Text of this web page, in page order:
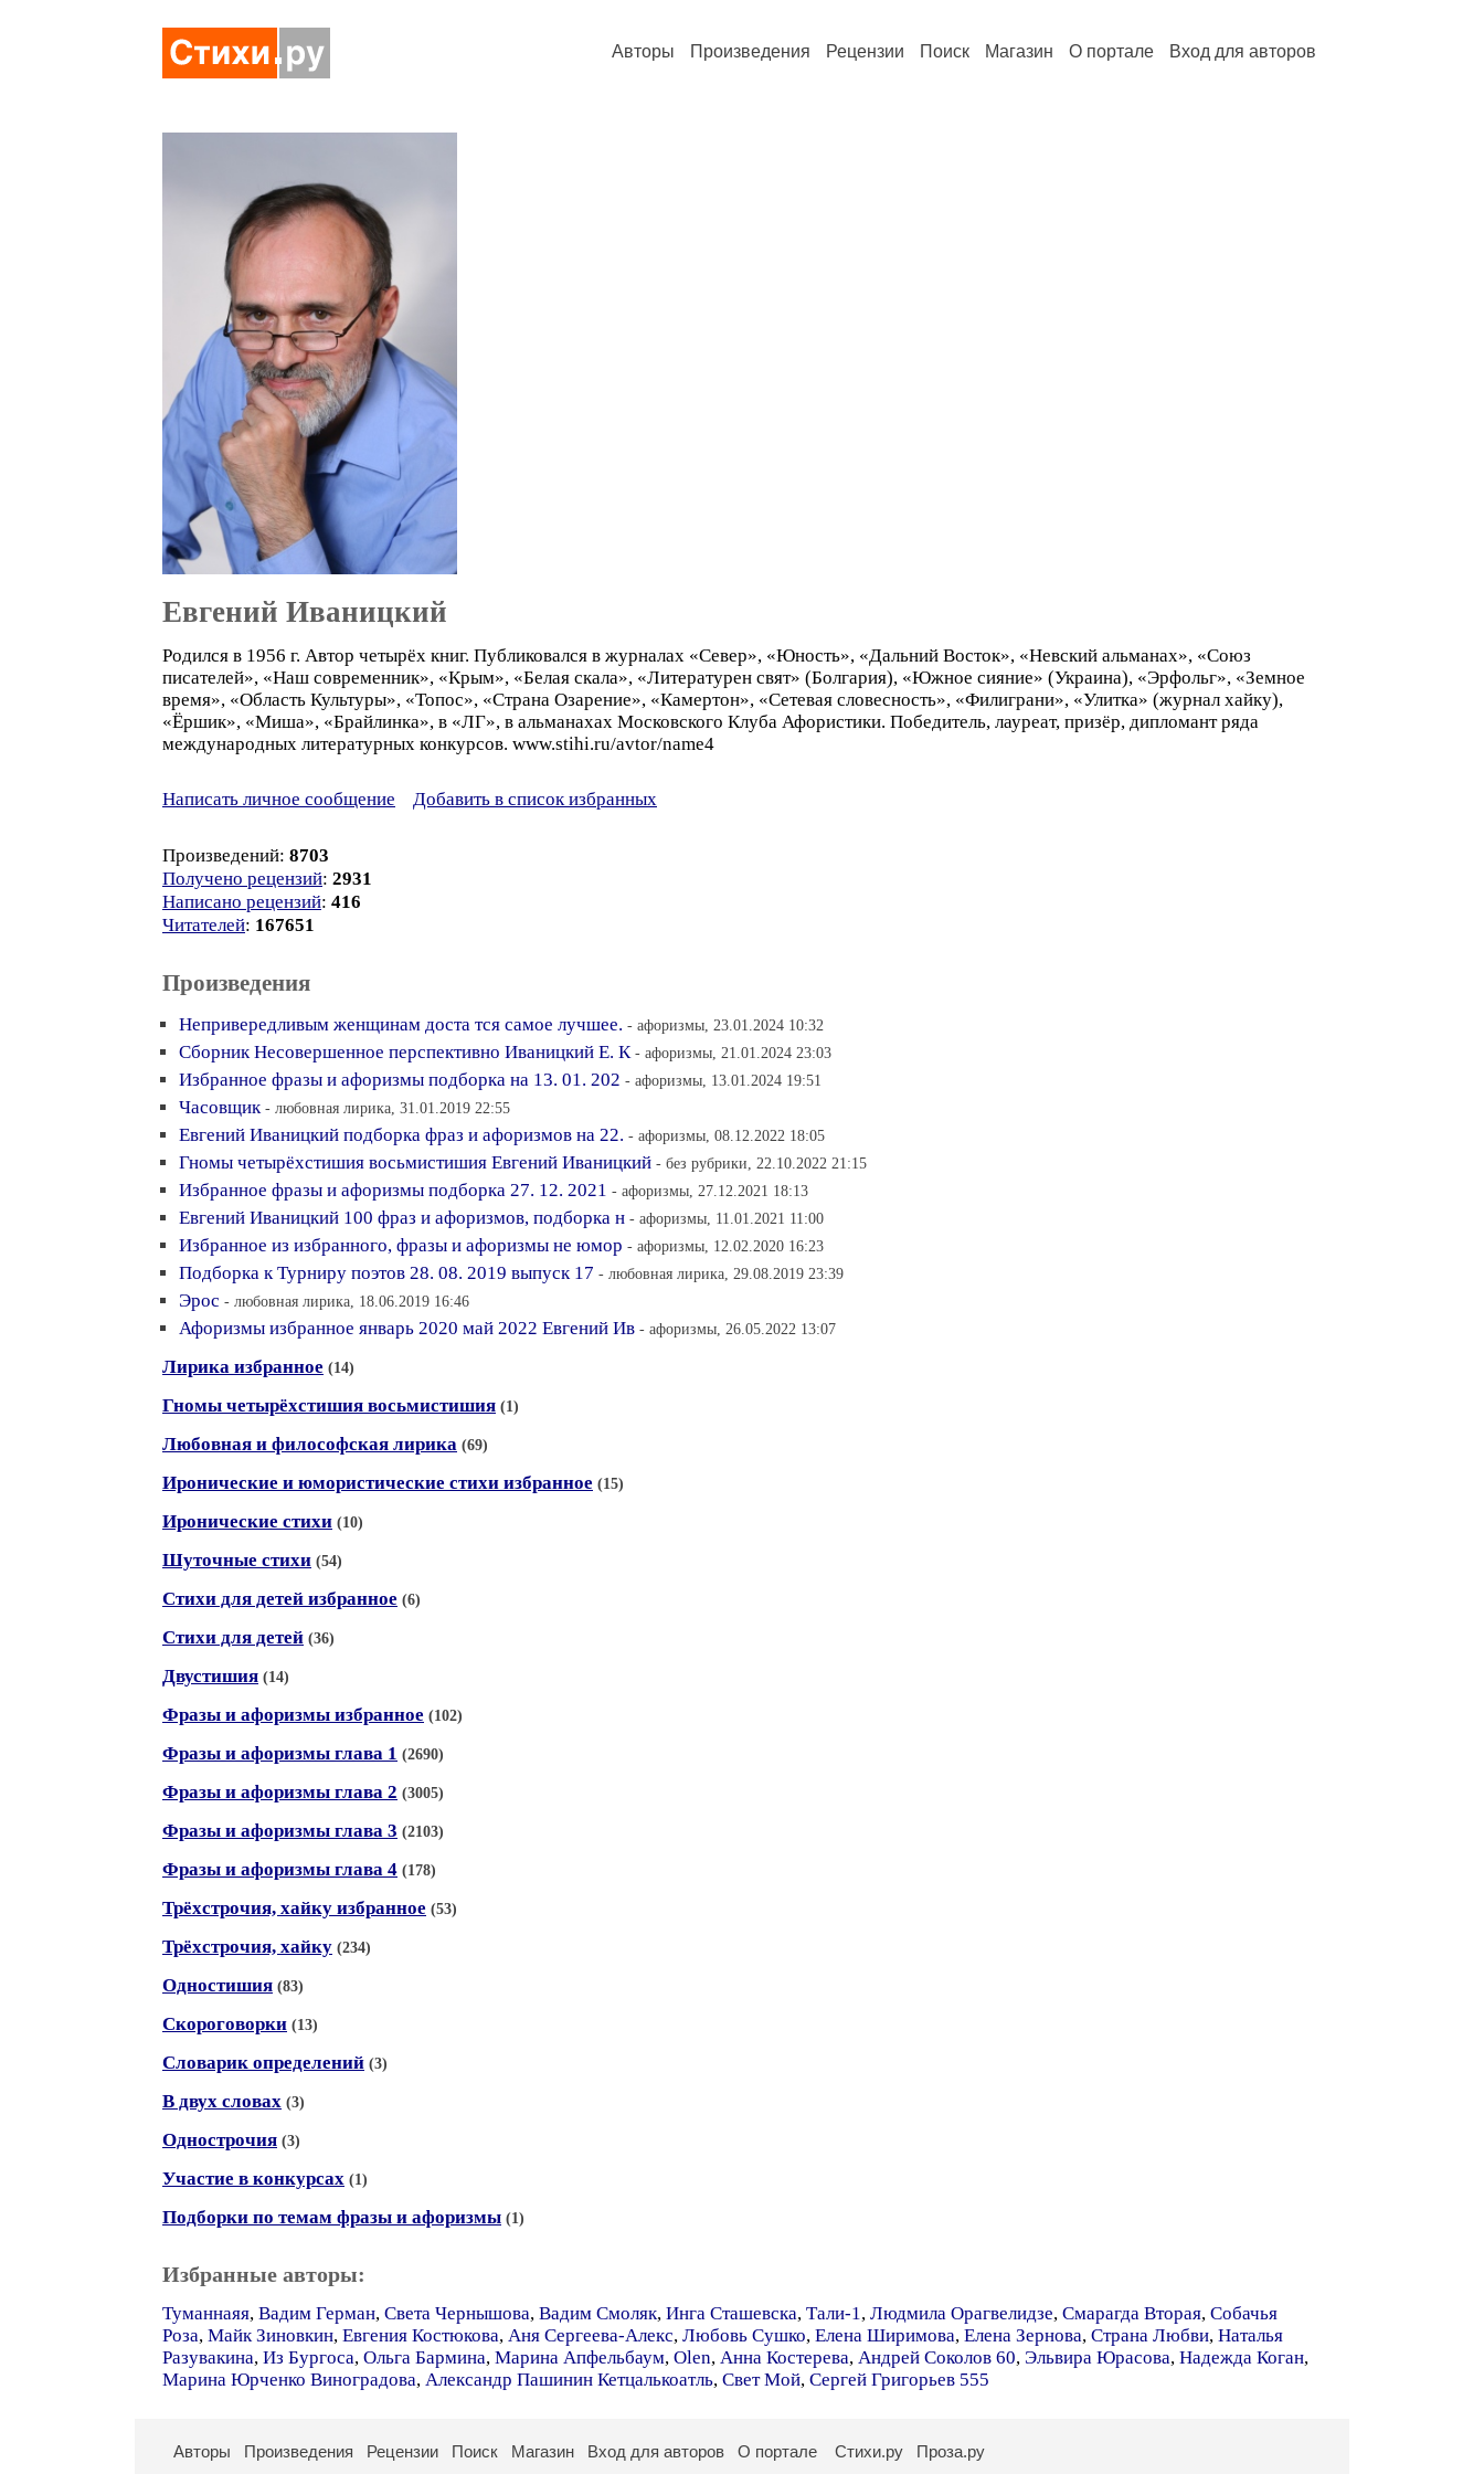
Авторы Произведения Рецензии Поиск Магазин О портале Вход для авторов
Евгений Иваницкий
Родился в 1956 г. Автор четырёх книг. Публиковался в журналах «Север», «Юность», «Дальний Восток», «Невский альманах», «Союз
писателей», «Наш современник», «Крым», «Белая скала», «Литературен свят» (Болгария), «Южное сияние» (Украина), «Эрфольг», «Земное
время», «Область Культуры», «Топос», «Страна Озарение», «Камертон», «Сетевая словесность», «Филиграни», «Улитка» (журнал хайку),
«Ёршик», «Миша», «Брайлинка», в «ЛГ», в альманахах Московского Клуба Афористики. Победитель, лауреат, призёр, дипломант ряда
международных литературных конкурсов. www.stihi.ru/avtor/name4
Написать личное сообщение Добавить в список избранных
Произведений: 8703
Получено рецензий: 2931
Написано рецензий: 416
Читателей: 167651
Произведения
Непривередливым женщинам доста тся самое лучшее. - афоризмы, 23.01.2024 10:32
Сборник Несовершенное перспективно Иваницкий Е. К - афоризмы, 21.01.2024 23:03
Избранное фразы и афоризмы подборка на 13. 01. 202 - афоризмы, 13.01.2024 19:51
Часовщик - любовная лирика, 31.01.2019 22:55
Евгений Иваницкий подборка фраз и афоризмов на 22. - афоризмы, 08.12.2022 18:05
Гномы четырёхстишия восьмистишия Евгений Иваницкий - без рубрики, 22.10.2022 21:15
Избранное фразы и афоризмы подборка 27. 12. 2021 - афоризмы, 27.12.2021 18:13
Евгений Иваницкий 100 фраз и афоризмов, подборка н - афоризмы, 11.01.2021 11:00
Избранное из избранного, фразы и афоризмы не юмор - афоризмы, 12.02.2020 16:23
Подборка к Турниру поэтов 28. 08. 2019 выпуск 17 - любовная лирика, 29.08.2019 23:39
Эрос - любовная лирика, 18.06.2019 16:46
Афоризмы избранное январь 2020 май 2022 Евгений Ив - афоризмы, 26.05.2022 13:07
Лирика избранное (14)
Гномы четырёхстишия восьмистишия (1)
Любовная и философская лирика (69)
Иронические и юмористические стихи избранное (15)
Иронические стихи (10)
Шуточные стихи (54)
Стихи для детей избранное (6)
Стихи для детей (36)
Двустишия (14)
Фразы и афоризмы избранное (102)
Фразы и афоризмы глава 1 (2690)
Фразы и афоризмы глава 2 (3005)
Фразы и афоризмы глава 3 (2103)
Фразы и афоризмы глава 4 (178)
Трёхстрочия, хайку избранное (53)
Трёхстрочия, хайку (234)
Одностишия (83)
Скороговорки (13)
Словарик определений (3)
В двух словах (3)
Однострочия (3)
Участие в конкурсах (1)
Подборки по темам фразы и афоризмы (1)
Избранные авторы:
Туманнаяя, Вадим Герман, Света Чернышова, Вадим Смоляк, Инга Сташевска, Тали-1, Людмила Орагвелидзе, Смарагда Вторая, Собачья
Роза, Майк Зиновкин, Евгения Костюкова, Аня Сергеева-Алекс, Любовь Сушко, Елена Ширимова, Елена Зернова, Страна Любви, Наталья
Разувакина, Из Бургоса, Ольга Бармина, Марина Апфельбаум, Olen, Анна Костерева, Андрей Соколов 60, Эльвира Юрасова, Надежда Коган,
Марина Юрченко Виноградова, Александр Пашинин Кетцалькоатль, Свет Мой, Сергей Григорьев 555
Авторы Произведения Рецензии Поиск Магазин Вход для авторов О портале Стихи.ру Проза.ру